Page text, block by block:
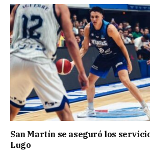
San Martín se aseguró los
Lugo